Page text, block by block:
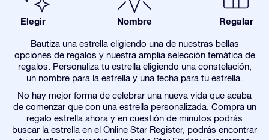
Elegir Nombre Regalar
Bautiza una estrella eligiendo una de nuestras bellas
opciones de regalos y nuestra amplia selección temática de
regalos. Personaliza tu estrella eligiendo una constelación,
un nombre para la estrella y una fecha para tu estrella.
No hay mejor forma de celebrar una nueva vida que acaba
de comenzar que con una estrella personalizada. Compra un
regalo estrella ahora y en cuestión de minutos podrás
buscar la estrella en el Online Star Register, podrás encontrar